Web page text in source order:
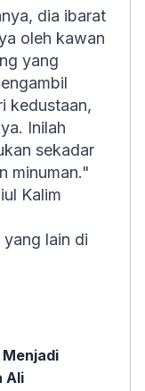
dia ibarat
oleh kawan
yang
kedustaan,
Inilah
sekadar
minuman."
Kalim
lain di
Menjadi
Ali